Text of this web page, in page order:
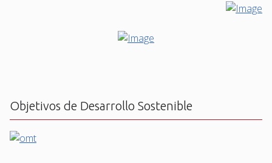
Objetivos de Desarrollo Sostenible